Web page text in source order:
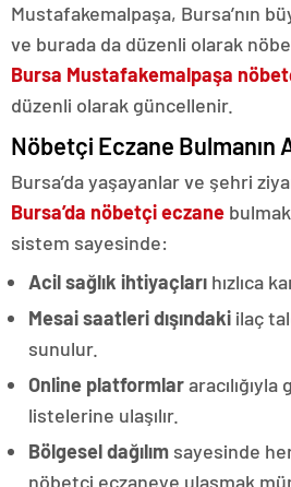
Mustafakemalpaşa, Bursa’nın
ve burada da düzenli olarak
Bursa Mustafakemalpaşa
düzenli olarak güncellenir.
Nöbetçi Eczane Bulmanın
Bursa’da yaşayanlar ve şehri
Bursa’da nöbetçi eczane
sistem sayesinde:
Acil sağlık ihtiyaçları hızlıca
Mesai saatleri dışındaki ilaç
sunulur.
Online platformlar
listelerine ulaşılır.
Bölgesel dağılım sayesinde
nöbetçi eczaneye ulaşmak